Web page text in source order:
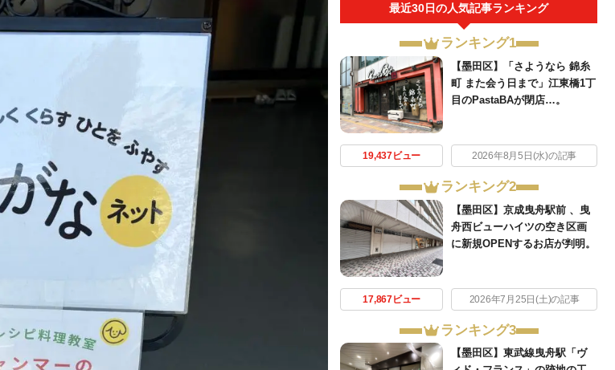
最近30日の人気記事ランキング
ランキング1
【墨田区】「さようなら 錦糸
町 また会う日まで」江東橋1丁
目のPastaBAが閉店…。
19,437ビュー 2026年8月5日(水)の記事
ランキング2
【墨田区】京成曳舟駅前 、曳
舟西ビューハイツの空き区画
に新規OPENするお店が判明。
17,867ビュー 2026年7月25日(土)の記事
ランキング3
【墨田区】東武線曳舟駅「ヴ